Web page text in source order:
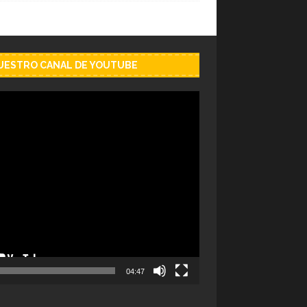
CANAL DE YOUTUBE
04:47